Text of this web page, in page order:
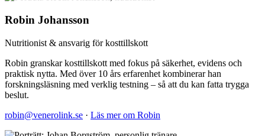
Robin Johansson
Nutritionist & ansvarig för kosttillskott
Robin granskar kosttillskott med fokus på säkerhet, evidens och
praktisk nytta. Med över 10 års erfarenhet kombinerar han
forskningsläsning med verklig testning – så att du kan fatta trygga
beslut.
robin@venerolink.se · Läs mer om Robin